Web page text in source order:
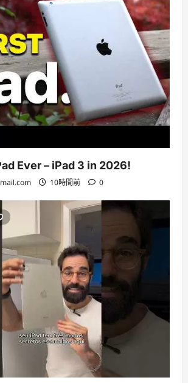
Ever – iPad 3 in 2026!
10時間前 0